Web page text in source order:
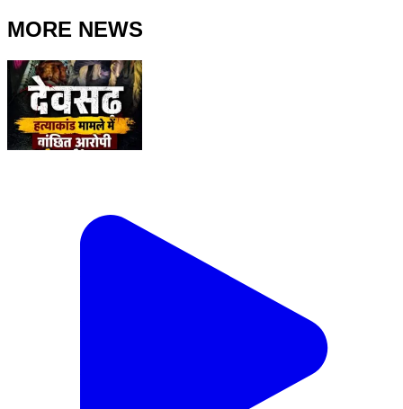
MORE NEWS